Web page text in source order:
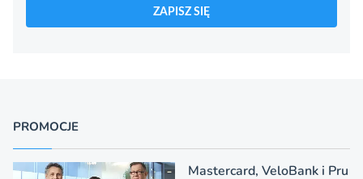
ZAPISZ SIĘ
PROMOCJE
Mastercard, VeloBank i Pru